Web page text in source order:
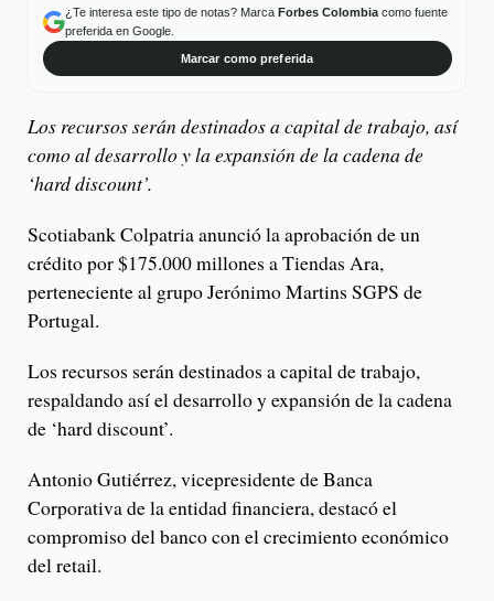
¿Te interesa este tipo de notas? Marca Forbes Colombiacomo fuente
preferida en Google.
Marcar como preferida
Los recursos serán destinados a capital de trabajo, así
como al desarrollo y la expansión de la cadena de
‘hard discount’.
Scotiabank Colpatria anunció la aprobación de un
crédito por $175.000 millones a Tiendas Ara,
perteneciente al grupo Jerónimo Martins SGPS de
Portugal.
Los recursos serán destinados a capital de trabajo,
respaldando así el desarrollo y expansión de la cadena
de ‘hard discount’.
Antonio Gutiérrez, vicepresidente de Banca
Corporativa de la entidad financiera, destacó el
compromiso del banco con el crecimiento económico
del retail.